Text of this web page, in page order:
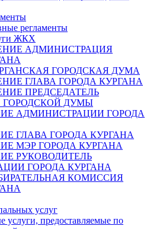
регламенты
ЖКХ
АДМИНИСТРАЦИЯ
ГОРОДСКАЯ ДУМА
ГЛАВА ГОРОДА КУРГАНА
ПРЕДСЕДАТЕЛЬ
ГОРОДСКОЙ ДУМЫ
АДМИНИСТРАЦИИ ГОРОДА
ГЛАВА ГОРОДА КУРГАНА
МЭР ГОРОДА КУРГАНА
РУКОВОДИТЕЛЬ
ГОРОДА КУРГАНА
КОМИССИЯ
услуг
предоставляемые по